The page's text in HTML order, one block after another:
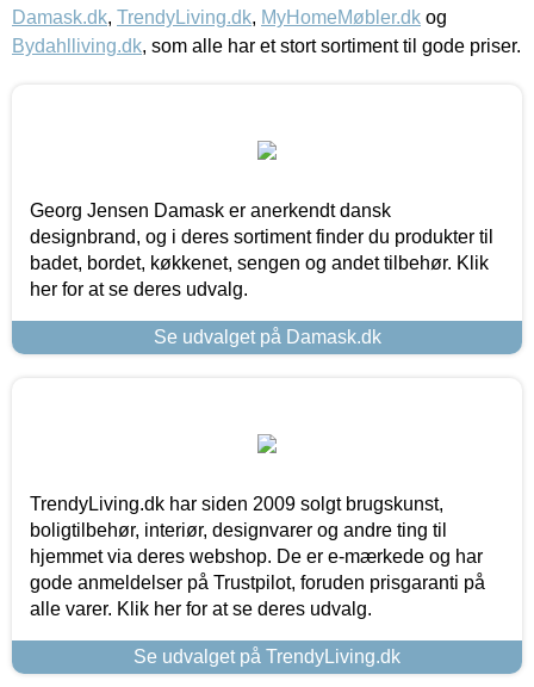
Damask.dk, TrendyLiving.dk, MyHomeMøbler.dk og
Bydahlliving.dk, som alle har et stort sortiment til gode priser.
Georg Jensen Damask er anerkendt dansk
designbrand, og i deres sortiment finder du produkter til
badet, bordet, køkkenet, sengen og andet tilbehør. Klik
her for at se deres udvalg.
Se udvalget på Damask.dk
TrendyLiving.dk har siden 2009 solgt brugskunst,
boligtilbehør, interiør, designvarer og andre ting til
hjemmet via deres webshop. De er e-mærkede og har
gode anmeldelser på Trustpilot, foruden prisgaranti på
alle varer. Klik her for at se deres udvalg.
Se udvalget på TrendyLiving.dk